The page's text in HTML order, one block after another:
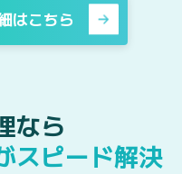
はこちら
なら
スピード解決